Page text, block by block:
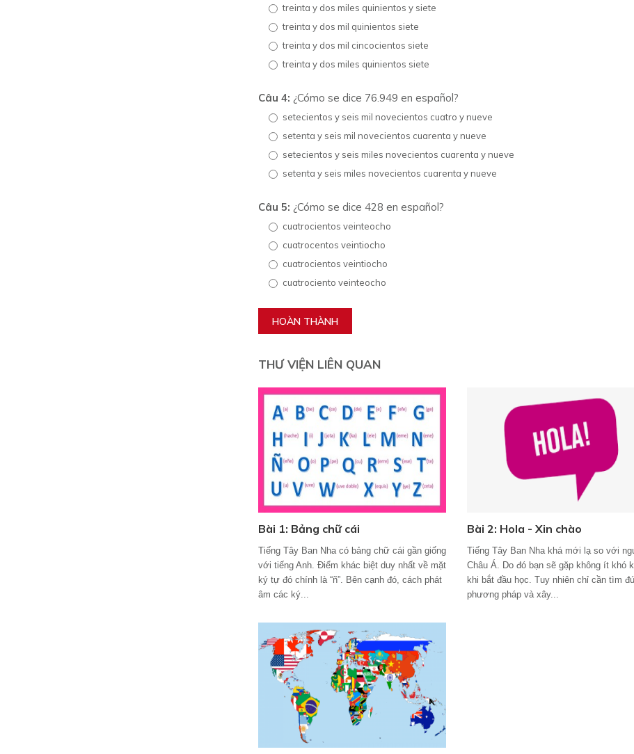
treinta y dos miles quinientos y siete
treinta y dos mil quinientos siete
treinta y dos mil cincocientos siete
treinta y dos miles quinientos siete
Câu 4: ¿Cómo se dice 76.949 en español?
setecientos y seis mil novecientos cuatro y nueve
setenta y seis mil novecientos cuarenta y nueve
setecientos y seis miles novecientos cuarenta y nueve
setenta y seis miles novecientos cuarenta y nueve
Câu 5: ¿Cómo se dice 428 en español?
cuatrocientos veinteocho
cuatrocentos veintiocho
cuatrocientos veintiocho
cuatrociento veinteocho
HOÀN THÀNH
THƯ VIỆN LIÊN QUAN
Bài 1: Bảng chữ cái
Tiếng Tây Ban Nha có bảng chữ cái gần giống
với tiếng Anh. Điểm khác biệt duy nhất về mặt
ký tự đó chính là “ñ”. Bên cạnh đó, cách phát
âm các ký...
Bài 2: Hola - Xin chào
Tiếng Tây Ban Nha khá mới lạ so với
Châu Á. Do đó bạn sẽ gặp không ít khó
khi bắt đầu học. Tuy nhiên chỉ cần tìm
phương pháp và xây...